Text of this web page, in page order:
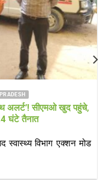
NEWS
भारी! चौड़ी सड़कों के बीच खड़े
खतरा
दे रहे बिजली के खंभे, नगर